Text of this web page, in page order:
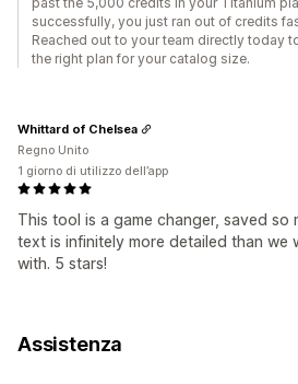
successfully, you just ran out of credits
Reached out to your team directly today
the right plan for your catalog size.
This tool is a game changer, saved so
text is infinitely more detailed than we
with. 5 stars!
Whittard of Chelsea
Regno Unito
1 giorno di utilizzo dell’app
Assistenza